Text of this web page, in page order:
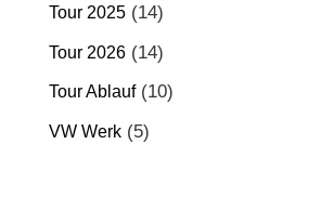
Tour 2025(14)
Tour 2026(14)
Tour Ablauf(10)
VW Werk(5)